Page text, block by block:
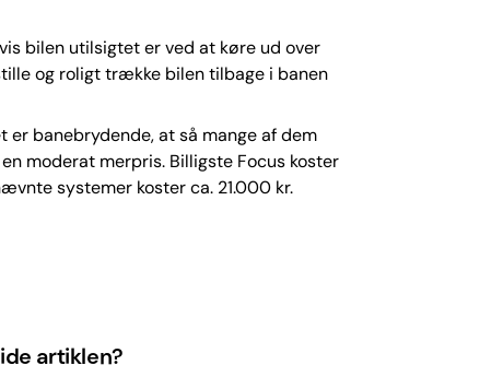
bilen utilsigtet er ved at køre ud over
og roligt trække bilen tilbage i banen
er banebrydende, at så mange af dem
moderat merpris. Billigste Focus koster
systemer koster ca. 21.000 kr.
artiklen?